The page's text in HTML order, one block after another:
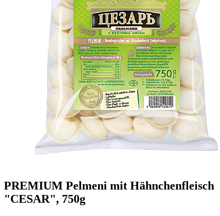
PREMIUM Pelmeni mit Hähnchenfleisch
"CESAR", 750g